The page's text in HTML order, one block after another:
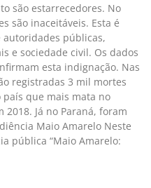
são estarrecedores. No
são inaceitáveis. Esta é
públicas,
e sociedade civil. Os dados
esta indignação. Nas
registradas 3 mil mortes
que mais mata no
Já no Paraná, foram
Maio Amarelo Neste
pública “Maio Amarelo: